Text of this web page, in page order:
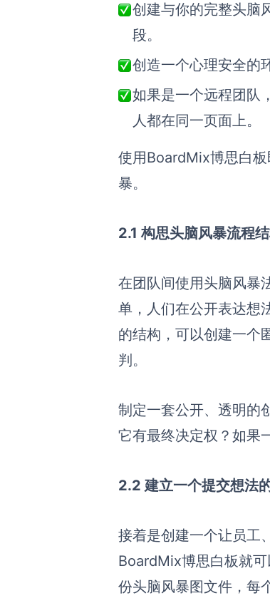
创建与你的完整头脑
段。
创造一个心理安全的
如果是一个远程团队
人都在同一页面上。
使用BoardMix博思白
暴。
2.1 构思头脑风暴流程
在团队间使用头脑风暴
单，人们在公开表达想
的结构，可以创建一个
判。
制定一套公开、透明的
它有最终决定权？如果
2.2 建立一个提交想法
接着是创建一个让员工
BoardMix博思白板就
份头脑风暴图文件，每